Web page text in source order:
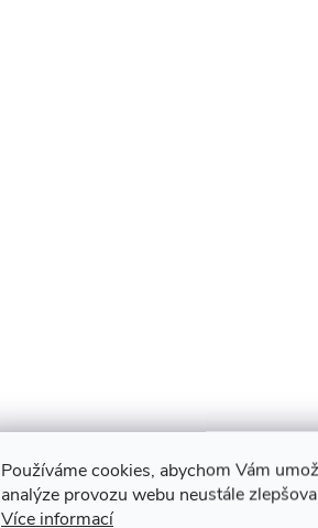
Používáme cookies, abychom Vám
analýze provozu webu neustále
Více informací